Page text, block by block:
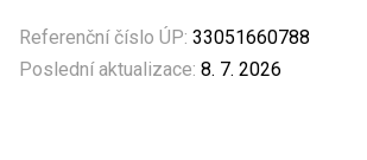
Referenční číslo ÚP: 33051660788
Poslední aktualizace: 8. 7. 2026